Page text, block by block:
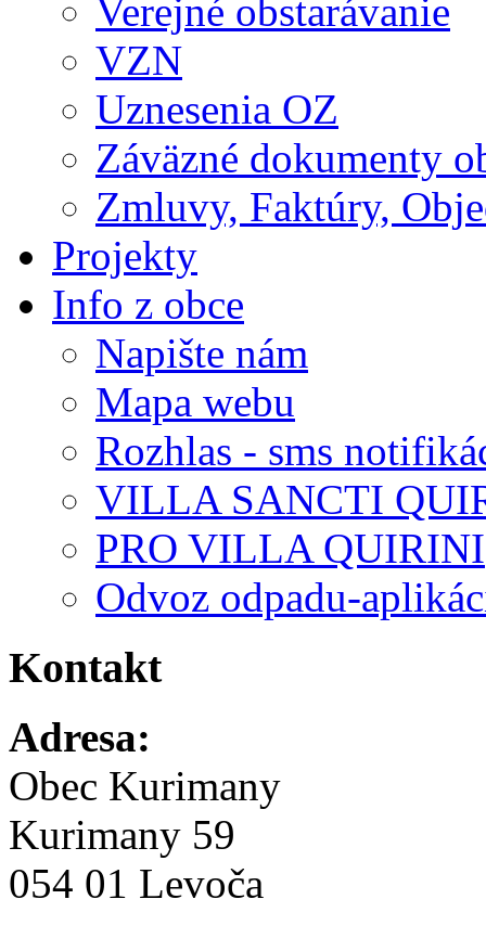
Verejné obstarávanie
VZN
Uznesenia OZ
Záväzné dokumenty
Zmluvy, Faktúry,
Projekty
Info z obce
Napište nám
Mapa webu
Rozhlas - sms
VILLA SANCTI
PRO VILLA QUIRINI
Odvoz odpadu-
Kontakt
Adresa:
Obec Kurimany
Kurimany 59
054 01 Levoča